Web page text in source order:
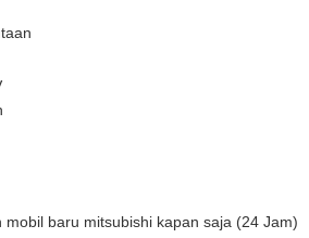
baru mitsubishi kapan saja (24 Jam)